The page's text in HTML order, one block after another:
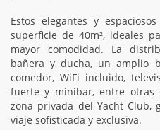
Estos elegantes y
superficie de 40m², ideales
mayor comodidad. La
bañera y ducha, un amplio
comedor, WiFi incluido,
fuerte y minibar, entre otras
zona privada del Yacht Club,
viaje sofisticada y exclusiva.